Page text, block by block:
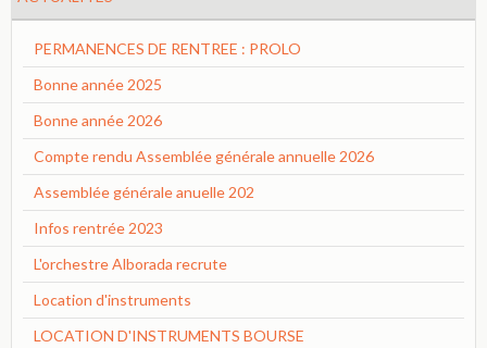
PERMANENCES DE RENTREE : PROLO
Bonne année 2025
Bonne année 2026
Compte rendu Assemblée générale annuelle 2026
Assemblée générale anuelle 202
Infos rentrée 2023
L'orchestre Alborada recrute
Location d'instruments
LOCATION D'INSTRUMENTS BOURSE